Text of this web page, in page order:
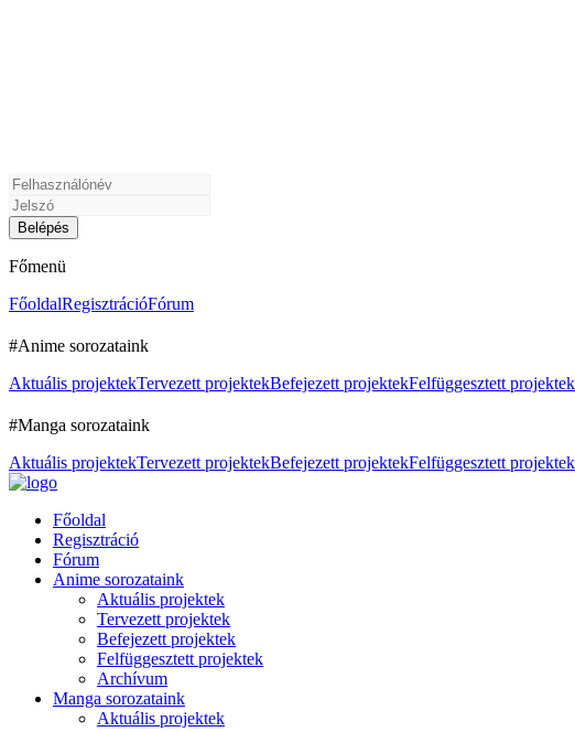
Főmenü
FőoldalRegisztrációFórum
#Anime sorozataink
Aktuális projektekTervezett projektekBefejezett projektekFelfüggesztett projektek
#Manga sorozataink
Aktuális projektekTervezett projektekBefejezett projektekFelfüggesztett projektek
Főoldal
Regisztráció
Fórum
Anime sorozataink
Aktuális projektek
Tervezett projektek
Befejezett projektek
Felfüggesztett projektek
Archívum
Manga sorozataink
Aktuális projektek